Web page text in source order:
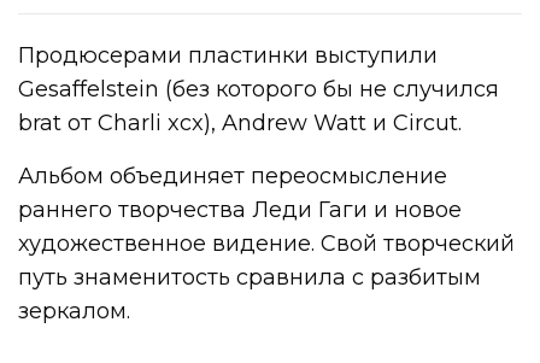
Продюсерами пластинки выступили
Gesaffelstein (без которого бы не случился
brat от Charli xcx), Andrew Watt и Circut.
Альбом объединяет переосмысление
раннего творчества Леди Гаги и новое
художественное видение. Свой творческий
путь знаменитость сравнила с разбитым
зеркалом.